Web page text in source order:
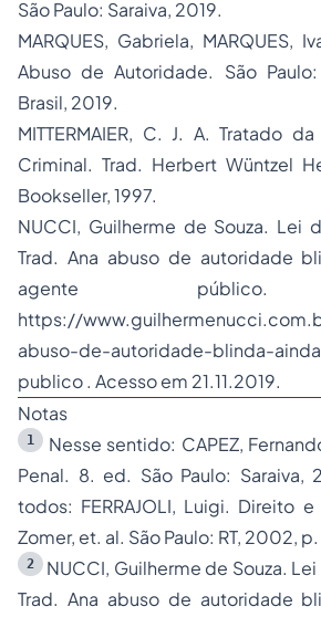
São Paulo: Saraiva, 2019.
MARQUES, Gabriela, MARQUES,
Abuso de Autoridade. São
Brasil, 2019.
MITTERMAIER, C. J. A. Tratado
Criminal. Trad. Herbert Wüntzel
Bookseller, 1997.
NUCCI, Guilherme de Souza. Lei
Trad. Ana abuso de autoridade
agente público.
https://
abuso-de-autoridade-blinda-
publico . Acesso em 21.11.2019.
Notas
1
Nesse sentido: CAPEZ,
Penal. 8. ed. São Paulo:
todos: FERRAJOLI, Luigi. Direito e
Zomer, et. al. São Paulo: RT, 2002,
2
NUCCI, Guilherme de Souza.
Trad. Ana abuso de autoridade